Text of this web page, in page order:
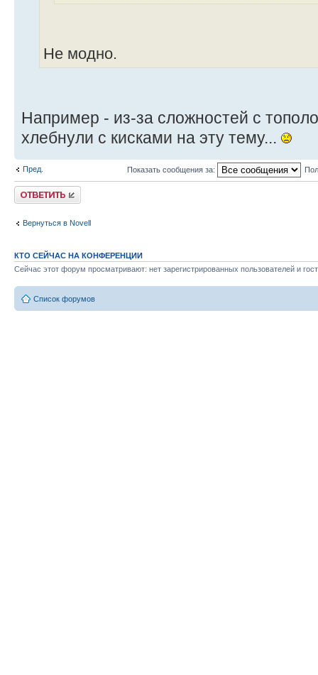
port 213 (UDP-порт по
работы IPTUNNEL)
Protocol IPX
Bind IPTUNNEL
[...]
Не модно.
Например - из-за сложностей с
хлебнули с кисками на эту тему...
Пред. Показать сообщения за:
Ответить
Вернуться в Novell
КТО СЕЙЧАС НА КОНФЕРЕНЦИИ
Сейчас этот форум просматривают: нет зарегистрированных пользователей и
Список форумов